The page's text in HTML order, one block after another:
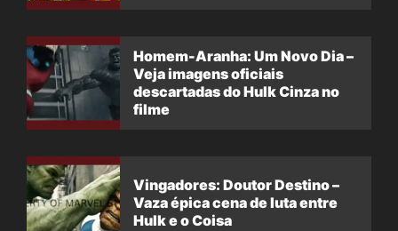
Homem-Aranha: Um Novo Dia –
Veja imagens oficiais
descartadas do Hulk Cinza no
filme
Vingadores: Doutor Destino –
Vaza épica cena de luta entre
Hulk e o Coisa